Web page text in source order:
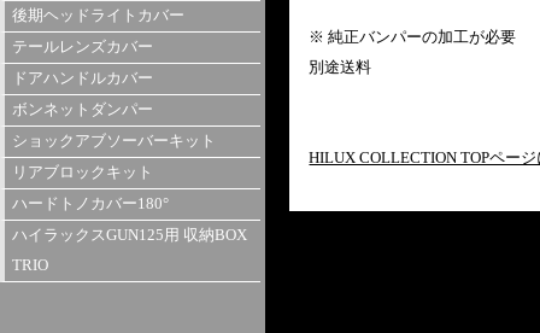
※ 純正バンパーの加工が必要
別途送料
HILUX COLLECTION TOPペー
後期ヘッドライトカバー
テールレンズカバー
ドアハンドルカバー
ボンネットダンパー
ショックアブソーバーキット
リアブロックキット
ハードトノカバー180°
ハイラックスGUN125用 収納BOX
TRIO